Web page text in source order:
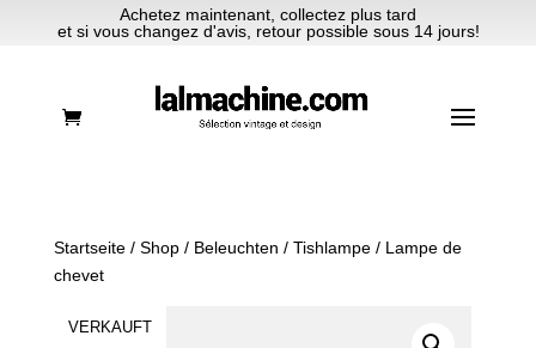
Achetez maintenant, collectez plus tard
et si vous changez d'avis, retour possible sous 14 jours!
Startseite/ Shop/ Beleuchten / Tishlampe/ Lampe de
chevet
VERKAUFT